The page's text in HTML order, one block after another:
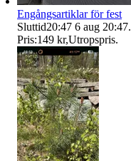
Engångsartiklar för fest
Sluttid20:47 6 aug 20:47.
Pris:149 kr,Utropspris.